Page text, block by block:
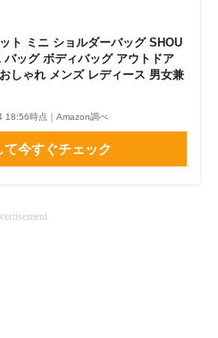
ト ミニ ショルダーバッグ SHOU
ッグ ボディバッグ アウトドア
しゃれ メンズ レディース 男女兼
18:56時点｜Amazon調べ
今すぐチェック